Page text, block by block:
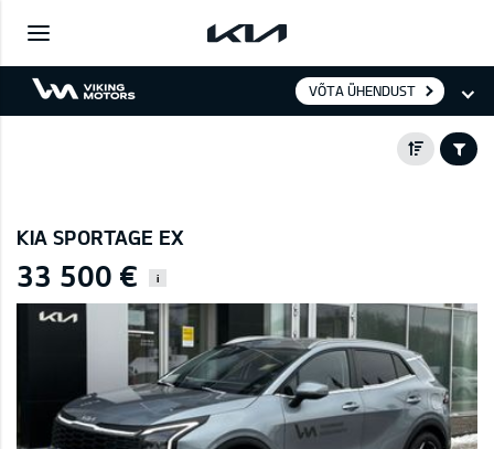
VÕTA ÜHENDUST
KIA SPORTAGE EX
33 500 € i